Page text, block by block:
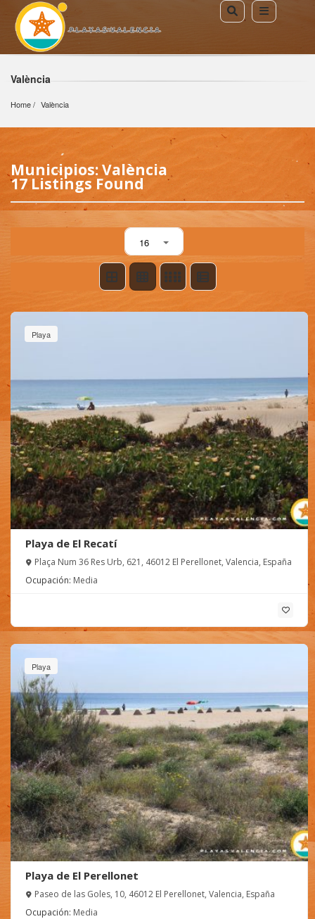
València
Home València
Municipios: València
17 Listings Found
16
Playa
Playa de El Recatí
Plaça Num 36 Res Urb, 621, 46012 El Perellonet, Valencia, España
Ocupación: Media
Playa
Playa de El Perellonet
Paseo de las Goles, 10, 46012 El Perellonet, Valencia, España
Ocupación: Media